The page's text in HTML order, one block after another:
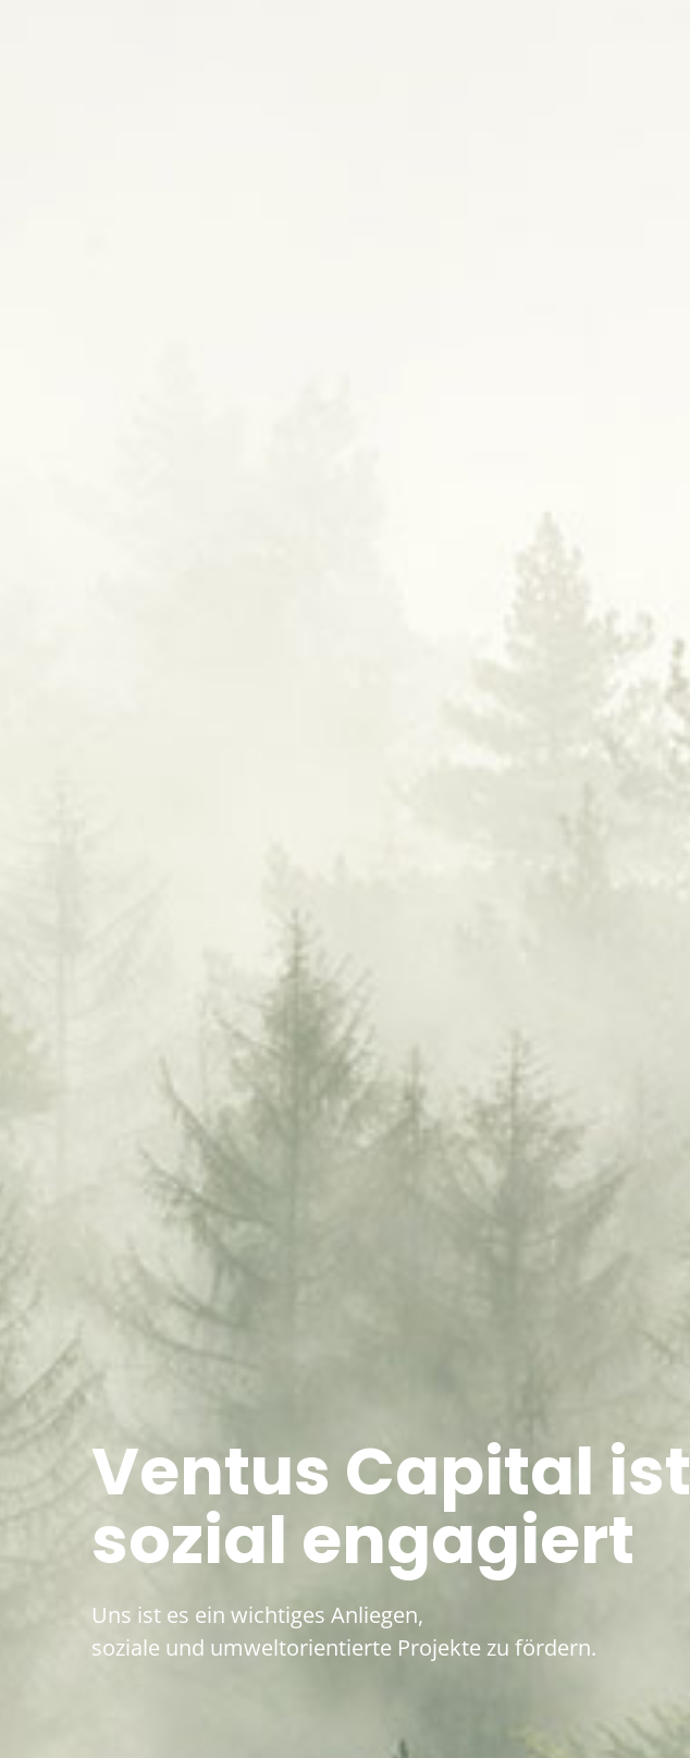
Ventus Capital ist
sozial engagiert
Uns ist es ein wichtiges Anliegen,
soziale und umweltorientierte Projekte zu fördern.